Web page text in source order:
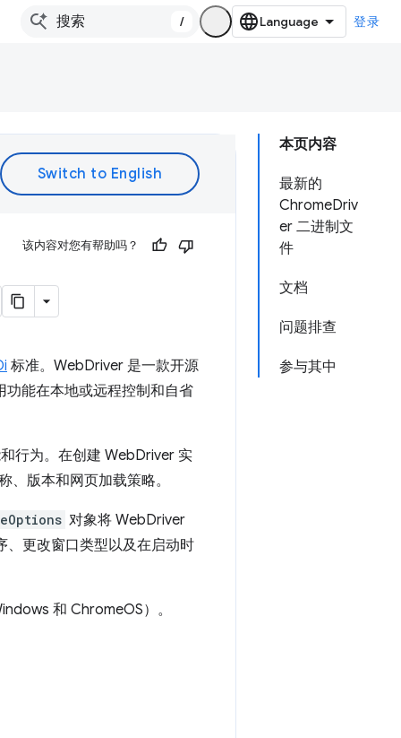
/ 登录
本页内容
最新的
ChromeDriv
er 二进制文
件
文档
问题排查
参与其中
该内容对您有帮助吗？
标准。WebDriver 是一款开源
能在本地或远程控制和自省
行为。在创建 WebDriver 实
版本和网页加载策略。
对象将 WebDriver
、更改窗口类型以及在启动时
和 ChromeOS）。